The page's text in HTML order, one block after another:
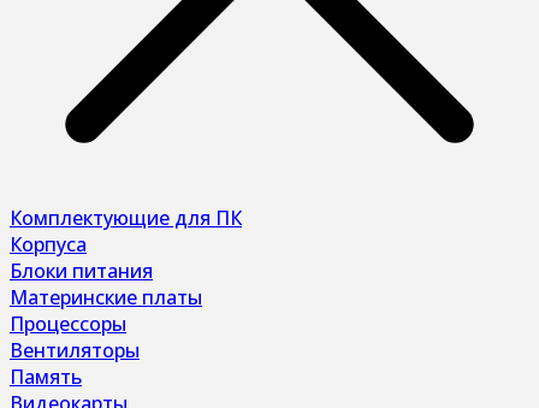
Комплектующие для ПК
Корпуса
Блоки питания
Материнские платы
Процессоры
Вентиляторы
Память